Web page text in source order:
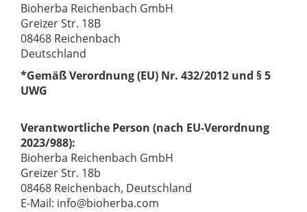
Bioherba Reichenbach GmbH
Greizer Str. 18B
08468 Reichenbach
Deutschland
*Gemäß Verordnung (EU) Nr. 432/2012 und § 5
UWG
Verantwortliche Person (nach EU-Verordnung
2023/988):
Bioherba Reichenbach GmbH
Greizer Str. 18b
08468 Reichenbach, Deutschland
E-Mail: info@bioherba.com